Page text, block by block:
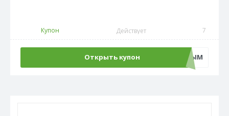
Купон Действует 7
Открыть купон БУДЬПЕРВЫМ